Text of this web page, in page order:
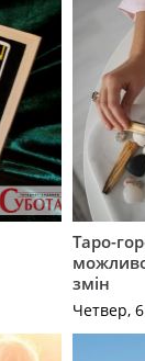
Таро-
змін
Четвер,